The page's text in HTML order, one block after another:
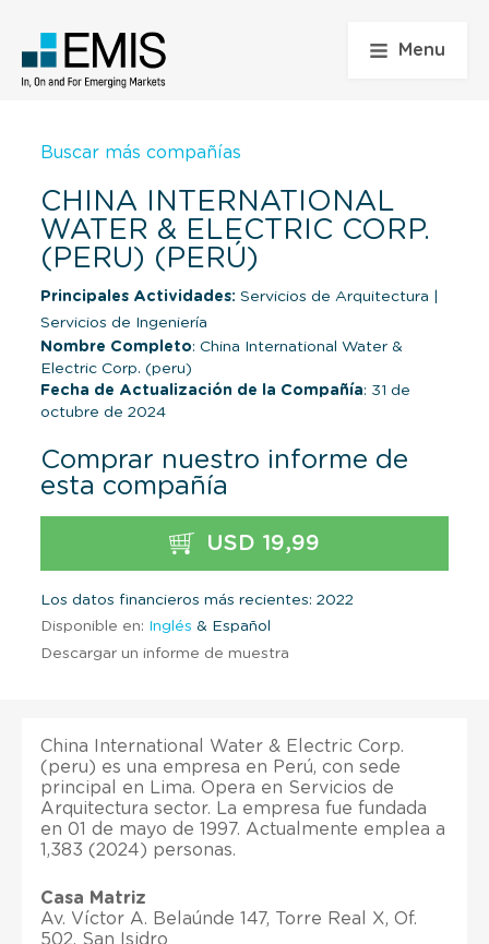
Menu
Buscar más compañías
CHINA INTERNATIONAL
WATER & ELECTRIC CORP.
(PERU) (PERÚ)
Principales Actividades: Servicios de Arquitectura
Servicios de Ingeniería
Nombre Completo: China International Water &
Electric Corp. (peru)
Fecha de Actualización de la Compañía: 31 de
octubre de 2024
Comprar nuestro informe de
esta compañía
USD 19,99
Los datos financieros más recientes: 2022
Disponible en: Inglés & Español
Descargar un informe de muestra
China International Water & Electric Corp.
(peru) es una empresa en Perú, con sede
principal en Lima. Opera en Servicios de
Arquitectura sector. La empresa fue fundada
en 01 de mayo de 1997. Actualmente emplea a
1,383 (2024) personas.
Casa Matriz
Av. Víctor A. Belaúnde 147, Torre Real X, Of.
502, San Isidro